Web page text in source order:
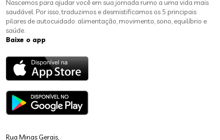
Nascemos para ajudar você em sua jornada rumo a uma vida mais
saudável. Por isso, traduzimos e desmistificamos os 5 principais
pilares de autocuidado: alimentação, movimento, sono, equilíbrio e
saúde.
Baixe o app
Rua Minas Gerais,